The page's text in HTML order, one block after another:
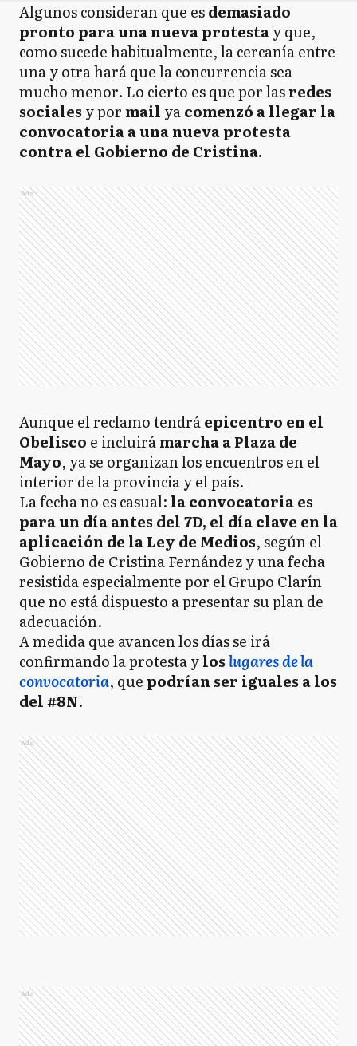
Algunos consideran que esdemasiado
pronto para una nueva protestay que,
como sucede habitualmente, la cercanía entre
una y otra hará que la concurrencia sea
mucho menor. Lo cierto es que por lasredes
sociales y por mail yacomenzó a llegar la
convocatoria a una nueva protesta
contra el Gobierno de Cristina.
Ads
Aunque el reclamo tendráepicentro en el
Obelisco e incluirámarcha a Plaza de
Mayo, ya se organizan los encuentros en el
interior de la provincia y el país.
La fecha no es casual: la convocatoria es
para un día antes del 7D, el día clave en la
aplicación de la Ley de Medios, según el
Gobierno de Cristina Fernández y una fecha
resistida especialmente por el Grupo Clarín
que no está dispuesto a presentar su plan de
adecuación.
A medida que avancen los días se irá
confirmando la protesta yloslugares de la
convocatoria, que podrían ser iguales a los
del #8N.
Ads
Ads